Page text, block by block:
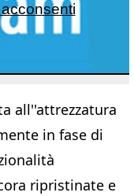
all''attrezzatura
in fase di
ripristinate e